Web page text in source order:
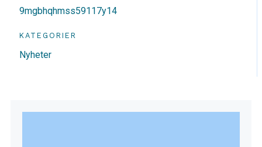
9mgbhqhmss59117y14
KATEGORIER
Nyheter